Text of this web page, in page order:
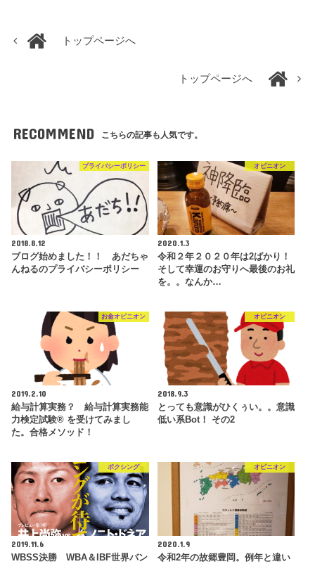
トップページへ
トップページへ
RECOMMEND こちらの記事も人気です。
プライバシーポリシー
2018.8.12
ブログ始めました！！ あだちゃ
んねるのプライバシーポリシー
オピニオン
2020.1.3
令和２年２０２０年は2ばかり！
そして幸運のお守りへ最後のお礼
を。。なんか…
お金オピニオン
2019.2.10
給与計算実務？ 給与計算実務能
力検定試験® を受けてみまし
た。合格メソッド！
オピニオン
2018.9.3
とっても意識がひくぅい。。意識
低い系Bot！ その2
ボクシング
2019.11.6
WBSS決勝 WBA＆IBF世界バン
オピニオン
2020.1.9
令和2年の故郷豊岡。例年と違い